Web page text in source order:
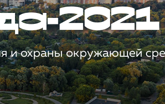
2021
и охраны окружающей